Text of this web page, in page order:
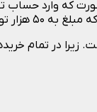
خود واریز کنید.
زیرا در تمام